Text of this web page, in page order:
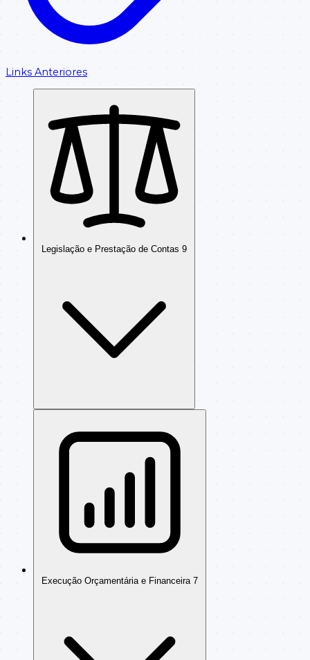
Links Anteriores
Legislação e Prestação de Contas 9
Execução Orçamentária e Financeira 7